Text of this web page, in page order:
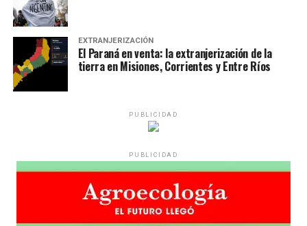
EXTRANJERIZACIÓN
El Paraná en venta: la extranjerización de la
tierra en Misiones, Corrientes y Entre Ríos
PUBLICIDAD
PUBLICIDAD